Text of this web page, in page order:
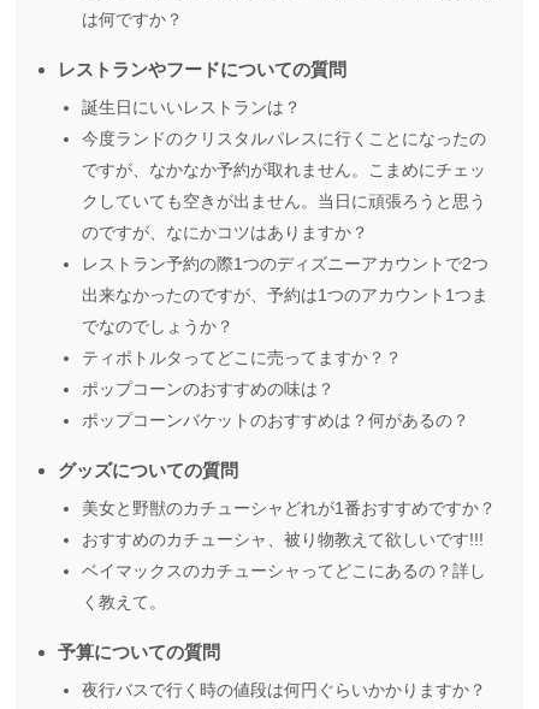
は何ですか？
レストランやフードについての質問
誕生日にいいレストランは？
今度ランドのクリスタルパレスに行くことになったの
ですが、なかなか予約が取れません。こまめにチェッ
クしていても空きが出ません。当日に頑張ろうと思う
のですが、なにかコツはありますか？
レストラン予約の際1つのディズニーアカウントで2つ
出来なかったのですが、予約は1つのアカウント1つま
でなのでしょうか？
ティポトルタってどこに売ってますか？？
ポップコーンのおすすめの味は？
ポップコーンバケットのおすすめは？何があるの？
グッズについての質問
美女と野獣のカチューシャどれが1番おすすめですか？
おすすめのカチューシャ、被り物教えて欲しいです!!!
ベイマックスのカチューシャってどこにあるの？詳し
く教えて。
予算についての質問
夜行バスで行く時の値段は何円ぐらいかかりますか？